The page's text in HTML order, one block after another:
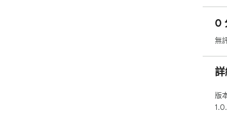
0
無
版